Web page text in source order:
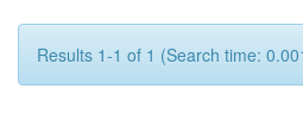
Results 1-1 of 1 (Search time: